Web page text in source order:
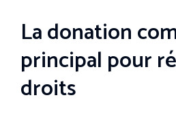
La donation
principal pour
droits